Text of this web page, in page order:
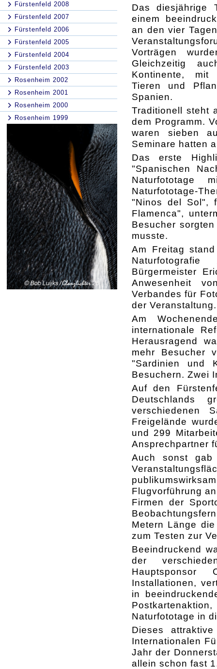
Fürstenfeld 2008
Fürstenfeld 2007
Fürstenfeld 2006
Fürstenfeld 2005
Fürstenfeld 2004
Fürstenfeld 2003
Rosenheim 2002
Rosenheim 2001
Rosenheim 2000
Rosenheim 1999
Das diesjährige
einem
an den vier
Vorträgen
Gleichzeitig
Kontinente, mit
Tieren und
Spanien.
Traditionell steht
dem Programm.
waren sieben
Seminare hatten
Das erste
"Spanischen
Naturfototage
Naturfototage-
"Ninos del Sol",
Flamenca",
Besucher
musste.
Am Freitag
Bürgermeister
Anwesenheit
Verbandes für
der Veranstaltung.
Am
internationale
Herausragend
mehr Besucher
"Sardinien und
Besuchern. Zwei
Auf den
Deutschlands
verschiedenen
Freigelände
und 299
Ansprechpartner
Auch sonst
Flugvorführung
Firmen der
Metern Länge
zum Testen zur
Beeindruckend
der
Installationen,
in
Naturfototage in
Dieses
Internationalen
Jahr der
allein schon fast